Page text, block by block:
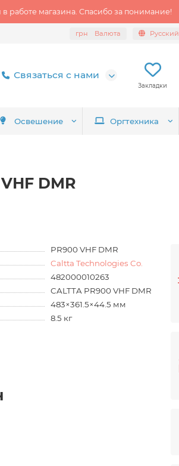
магазина. Спасибо за понимание!
грн Валюта Русский
Связаться с нами
Закладки
Освешение Оргтехника
DMR
PR900 VHF DMR
Caltta Technologies Co.
482000010263
CALTTA PR900 VHF DMR
483×361.5×44.5 мм
8.5 кг